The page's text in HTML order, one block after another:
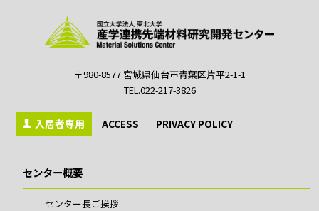
〒980-8577 宮城県仙台市青葉区片平2-1-1
TEL.022-217-3826
入居者専用 ACCESS PRIVACY POLICY
センター概要
センター長ご挨拶